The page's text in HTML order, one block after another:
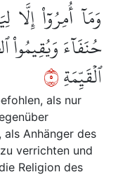
وَمَآ أُمِرُوٓاْ إِلَّا
حُنَفَآءَ وَيُقِيمُواْ
ٱلۡقَيِّمَةِ٥
als nur
Anhänger des
verrichten und
Religion des